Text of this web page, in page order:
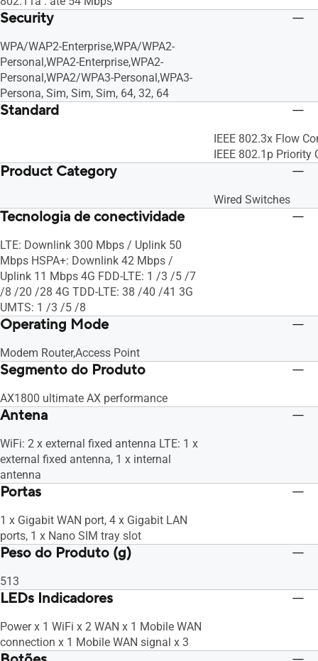
Security
WPA/WAP2-Enterprise,WPA/WPA2-
Personal,WPA2-Enterprise,WPA2-
Personal,WPA2/WPA3-Personal,WPA3-
Persona, Sim, Sim, Sim, 64, 32, 64
Standard
IEEE 802.3x Flow
IEEE 802.1p Priority
Product Category
Wired Switches
Tecnologia de conectividade
LTE: Downlink 300 Mbps / Uplink 50
Mbps HSPA+: Downlink 42 Mbps /
Uplink 11 Mbps 4G FDD-LTE: 1 /3 /5 /7
/8 /20 /28 4G TDD-LTE: 38 /40 /41 3G
UMTS: 1 /3 /5 /8
Operating Mode
Modem Router,Access Point
Segmento do Produto
AX1800 ultimate AX performance
Antena
WiFi: 2 x external fixed antenna LTE: 1 x
external fixed antenna, 1 x internal
antenna
Portas
1 x Gigabit WAN port, 4 x Gigabit LAN
ports, 1 x Nano SIM tray slot
Peso do Produto (g)
513
LEDs Indicadores
Power x 1 WiFi x 2 WAN x 1 Mobile WAN
connection x 1 Mobile WAN signal x 3